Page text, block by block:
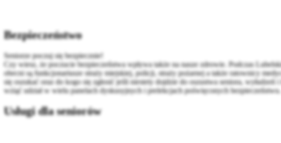
Bezpieczeństwo
Seniorze poczuj się bezpiecznie!
Czy wiesz, że poczucie bezpieczeństwa wpływa także na nasze zdrowie. Podczas
obecni są funkcjonariusze straży miejskiej, policji, straży pożarnej a także ratownicy
się oszukać oraz do kogo się zgłosić jeśli niestety dojdzie do oszustwa seniora,
wziąć udział w wielu panelach dyskusyjnych i prelekcjach poświęconych bezpieczeństwu.
Usługi dla seniorów